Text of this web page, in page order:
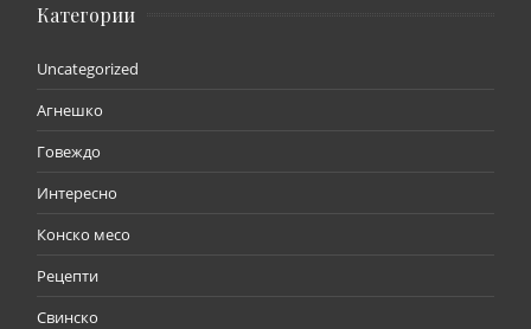
Категории
Uncategorized
Агнешко
Говеждо
Интересно
Конско месо
Рецепти
Свинско